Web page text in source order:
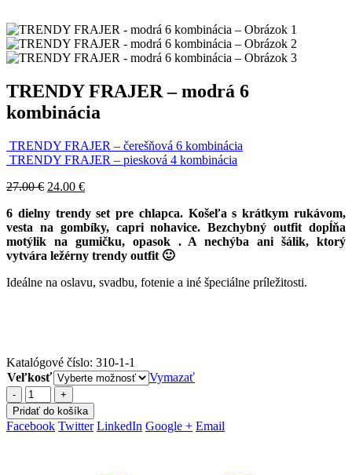
TRENDY FRAJER – modrá 6
kombinácia
TRENDY FRAJER – čerešňová 6 kombinácia
TRENDY FRAJER – piesková 4 kombinácia
27.00€ 24.00 €
6 dielny trendy set pre chlapca. Košeľa s krátkym rukávom,
vesta na gombíky, capri nohavice.Bezchybný outfit dopĺňa
motýlik na gumičku, opasok . A nechýba ani šálik, ktorý
vytvára ležérny trendy outfit 🙂
Ideálne na oslavu, svadbu, fotenie a iné špeciálne príležitosti.
Katalógové číslo: 310-1-1
Veľkosť
Vymazať
-
+
Pridať do košíka
Facebook Twitter LinkedIn Google + Email